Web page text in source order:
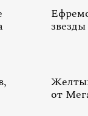
от